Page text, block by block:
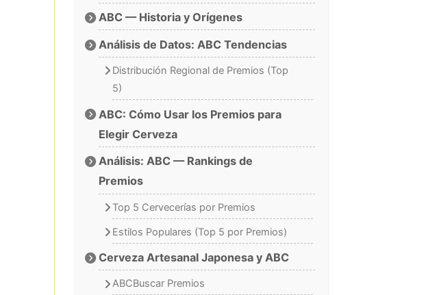
ABC — Historia y Orígenes
Análisis de Datos: ABC Tendencias
Distribución Regional de Premios (Top
5)
ABC: Cómo Usar los Premios para
Elegir Cerveza
Análisis: ABC — Rankings de
Premios
Top 5 Cervecerías por Premios
Estilos Populares (Top 5 por Premios)
Cerveza Artesanal Japonesa y ABC
ABCBuscar Premios